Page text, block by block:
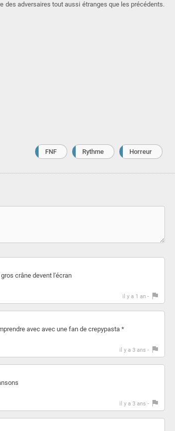
des adversaires tout aussi étranges que les précédents.
FNF Rythme Horreur
crâne devent l'écran
il y a 1 an -
avec avec une fan de crepypasta *
il y a 3 ans -
il y a 3 ans -